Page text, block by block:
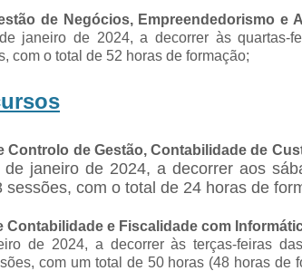
de Negócios, Empreendedorismo e
janeiro de 2024, a decorrer às quartas-
com o total de 52 horas de formação;
Controlo de Gestão, Contabilidade de
janeiro de 2024, a decorrer aos
sessões, com o total de 24 horas de
Contabilidade e Fiscalidade com
de 2024, a decorrer às terças-feiras
com um total de 50 horas (48 horas de